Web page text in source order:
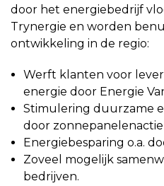
door het energiebedrijf
Trynergie en worden
ontwikkeling in de regio:
Werft klanten voor
energie door Energie
Stimulering duurzame
door
Energiebesparing o.a.
Zoveel mogelijk
bedrijven.